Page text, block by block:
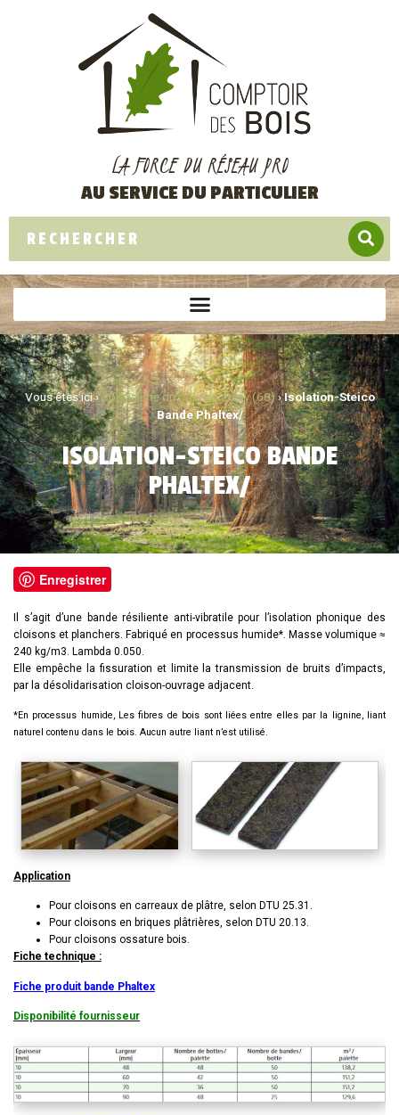
LA FORCE DU RÉSEAU PRO
AU SERVICE DU PARTICULIER
Vous êtes ici ›Spécialiste du bois à Cernay (68)›Isolation-Steico
Bande Phaltex/
ISOLATION-STEICO BANDE
PHALTEX/
Enregistrer
Il s’agit d’une bande résiliente anti-vibratile pour l’isolation phonique des
cloisons et planchers. Fabriqué en processus humide*. Masse volumique ≈
240 kg/m3. Lambda 0.050.
Elle empêche la fissuration et limite la transmission de bruits d’impacts,
par la désolidarisation cloison-ouvrage adjacent.
*En processus humide, Les fibres de bois sont liées entre elles par la lignine, liant
naturel contenu dans le bois. Aucun autre liant n’est utilisé.
Application
Pour cloisons en carreaux de plâtre, selon DTU 25.31.
Pour cloisons en briques plâtrières, selon DTU 20.13.
Pour cloisons ossature bois.
Fiche technique :
Fiche produit bande Phaltex
Disponibilité fournisseur